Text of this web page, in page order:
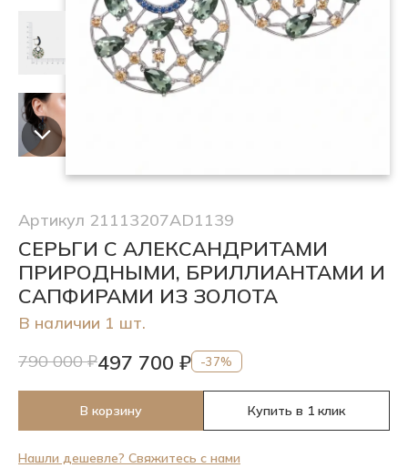
Артикул 21113207AD1139
СЕРЬГИ С АЛЕКСАНДРИТАМИ
ПРИРОДНЫМИ, БРИЛЛИАНТАМИ И
САПФИРАМИ ИЗ ЗОЛОТА
В наличии 1 шт.
790 000 ₽497 700 ₽ -37%
В корзину Купить в 1 клик
Нашли дешевле? Свяжитесь с нами